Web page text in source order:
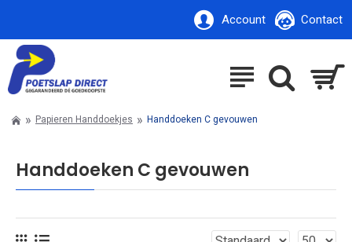
Account Contact
Papieren Handdoekjes Handdoeken C gevouwen
Handdoeken C gevouwen